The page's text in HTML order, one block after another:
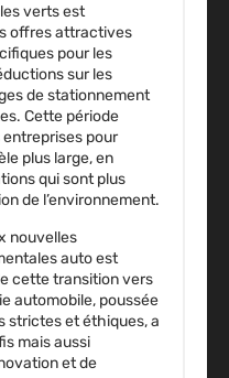
verts est
offres attractives
pour les
sur les
de stationnement
Cette période
pour
plus large, en
qui sont plus
de l’environnement.
nouvelles
autoest
cette transition vers
automobile, poussée
strictes et éthiques, a
mais aussi
et de